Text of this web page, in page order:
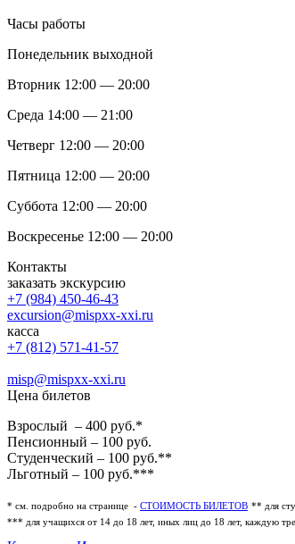
Часы работы
Понедельник выходной
Вторник 12:00 — 20:00
Среда 14:00 — 21:00
Четверг 12:00 — 20:00
Пятница 12:00 — 20:00
Суббота 12:00 — 20:00
Воскресенье 12:00 — 20:00
Контакты
заказать экскурсию
+7 (984) 450-46-43
excursion@mispxx-xxi.ru
касса
+7 (812) 571-41-57
misp@mispxx-xxi.ru
Цена билетов
Взрослый – 400 руб.*
Пенсионный – 100 руб.
Студенческий – 100 руб.**
Льготный – 100 руб.***
* см. подробно на странице - СТОИМОСТЬ БИЛЕТОВ ** для
*** для учащихся от 14 до 18 лет, иных лиц до 18 лет, каждую